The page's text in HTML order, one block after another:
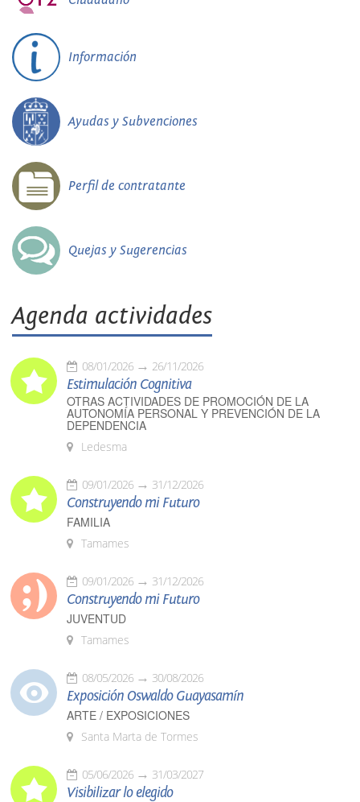
Información
Ayudas y Subvenciones
Perfil de contratante
Quejas y Sugerencias
Agenda actividades
08/01/2026 26/11/2026
Estimulación Cognitiva
OTRAS ACTIVIDADES DE PROMOCIÓN DE LA
AUTONOMÍA PERSONAL Y PREVENCIÓN DE LA
DEPENDENCIA
Ledesma
09/01/2026 31/12/2026
Construyendo mi Futuro
FAMILIA
Tamames
09/01/2026 31/12/2026
Construyendo mi Futuro
JUVENTUD
Tamames
08/05/2026 30/08/2026
Exposición Oswaldo Guayasamín
ARTE / EXPOSICIONES
Santa Marta de Tormes
05/06/2026 31/03/2027
Visibilizar lo elegido